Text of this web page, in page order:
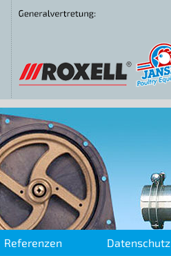
Referenzen Datenschutz